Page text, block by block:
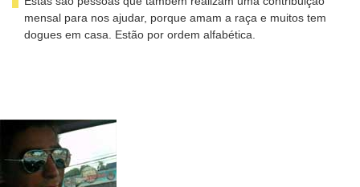
mensal para nos ajudar, porque amam a raça e muitos tem
dogues em casa. Estão por ordem alfabética.